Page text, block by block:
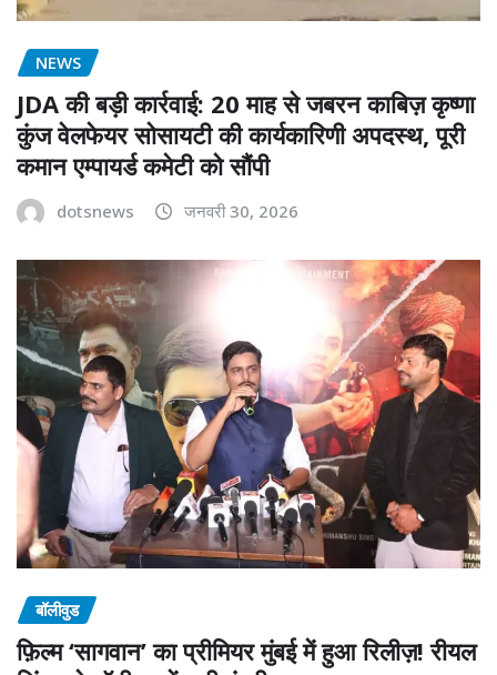
NEWS
JDA की बड़ी कार्रवाई: 20 माह से जबरन काबिज़ कृष्णा
कुंज वेलफेयर सोसायटी की कार्यकारिणी अपदस्थ, पूरी
कमान एम्पायर्ड कमेटी को सौंपी
dotsnews जनवरी 30, 2026
बॉलीवुड
फ़िल्म ‘सागवान’ का प्रीमियर मुंबई में हुआ रिलीज़! रीयल